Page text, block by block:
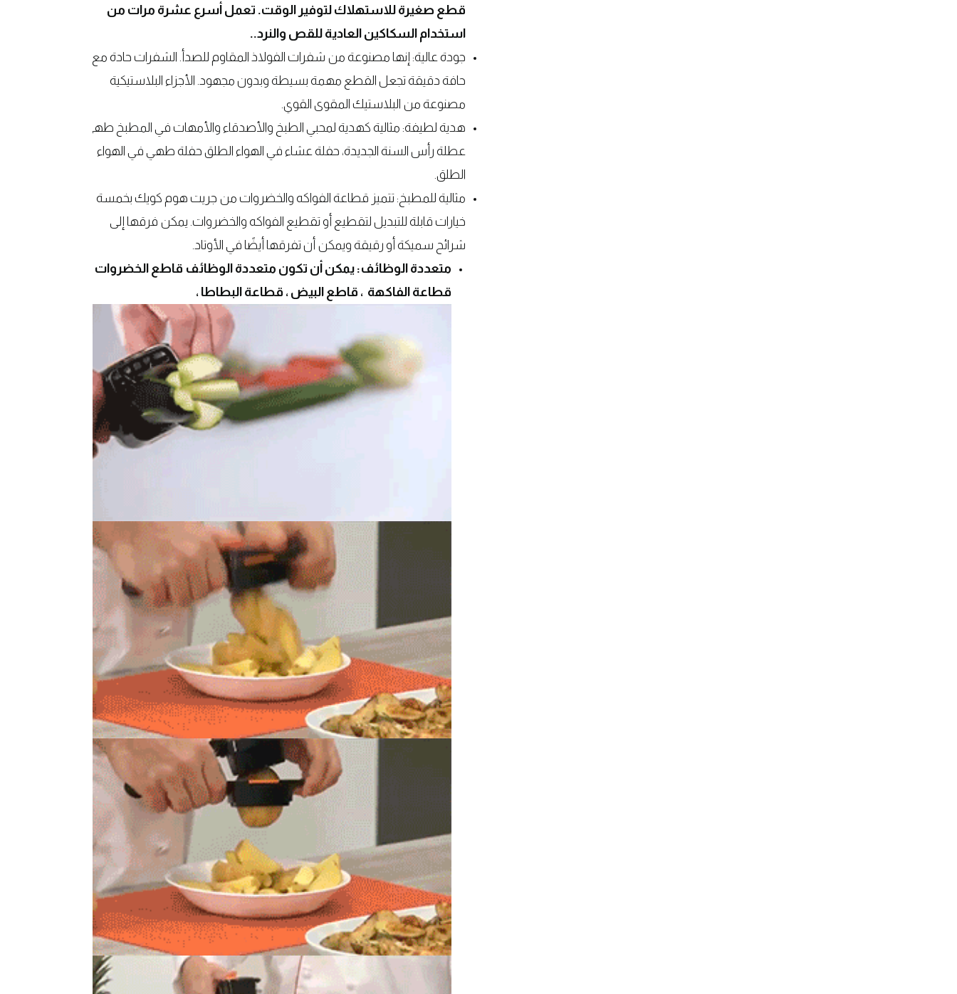
قطع صغيرة للاستهلاك لتوفير الوقت. تعمل أسرع عشرة مرات من
استخدام السكاكين العادية للقص والنرد..
جودة عالية: إنها مصنوعة من شفرات الفولاذ المقاوم للصدأ. الشفرات حادة مع
حافة دقيقة تجعل القطع مهمة بسيطة وبدون مجهود. الأجزاء البلاستيكية
مصنوعة من البلاستيك المقوى القوي.
هدية لطيفة: مثالية كهدية لمحبي الطبخ والأصدقاء والأمهات في المطبخ طهي
عطلة رأس السنة الجديدة، حفلة عشاء في الهواء الطلق حفلة طهي في الهواء
الطلق.
مثالية للمطبخ: تتميز قطاعة الفواكه والخضروات من جريت هوم كويك بخمسة
خيارات قابلة للتبديل لتقطيع أو تقطيع الفواكه والخضروات. يمكن فرقها إلى
شرائح سميكة أو رقيقة ويمكن أن تفرقها أيضًا في الأوتاد.
متعددة الوظائف: يمكن أن تكون متعددة الوظائف قاطع الخضروات ،
قطاعة الفاكهة ، قاطع البيض ، قطاعة البطاطا ،